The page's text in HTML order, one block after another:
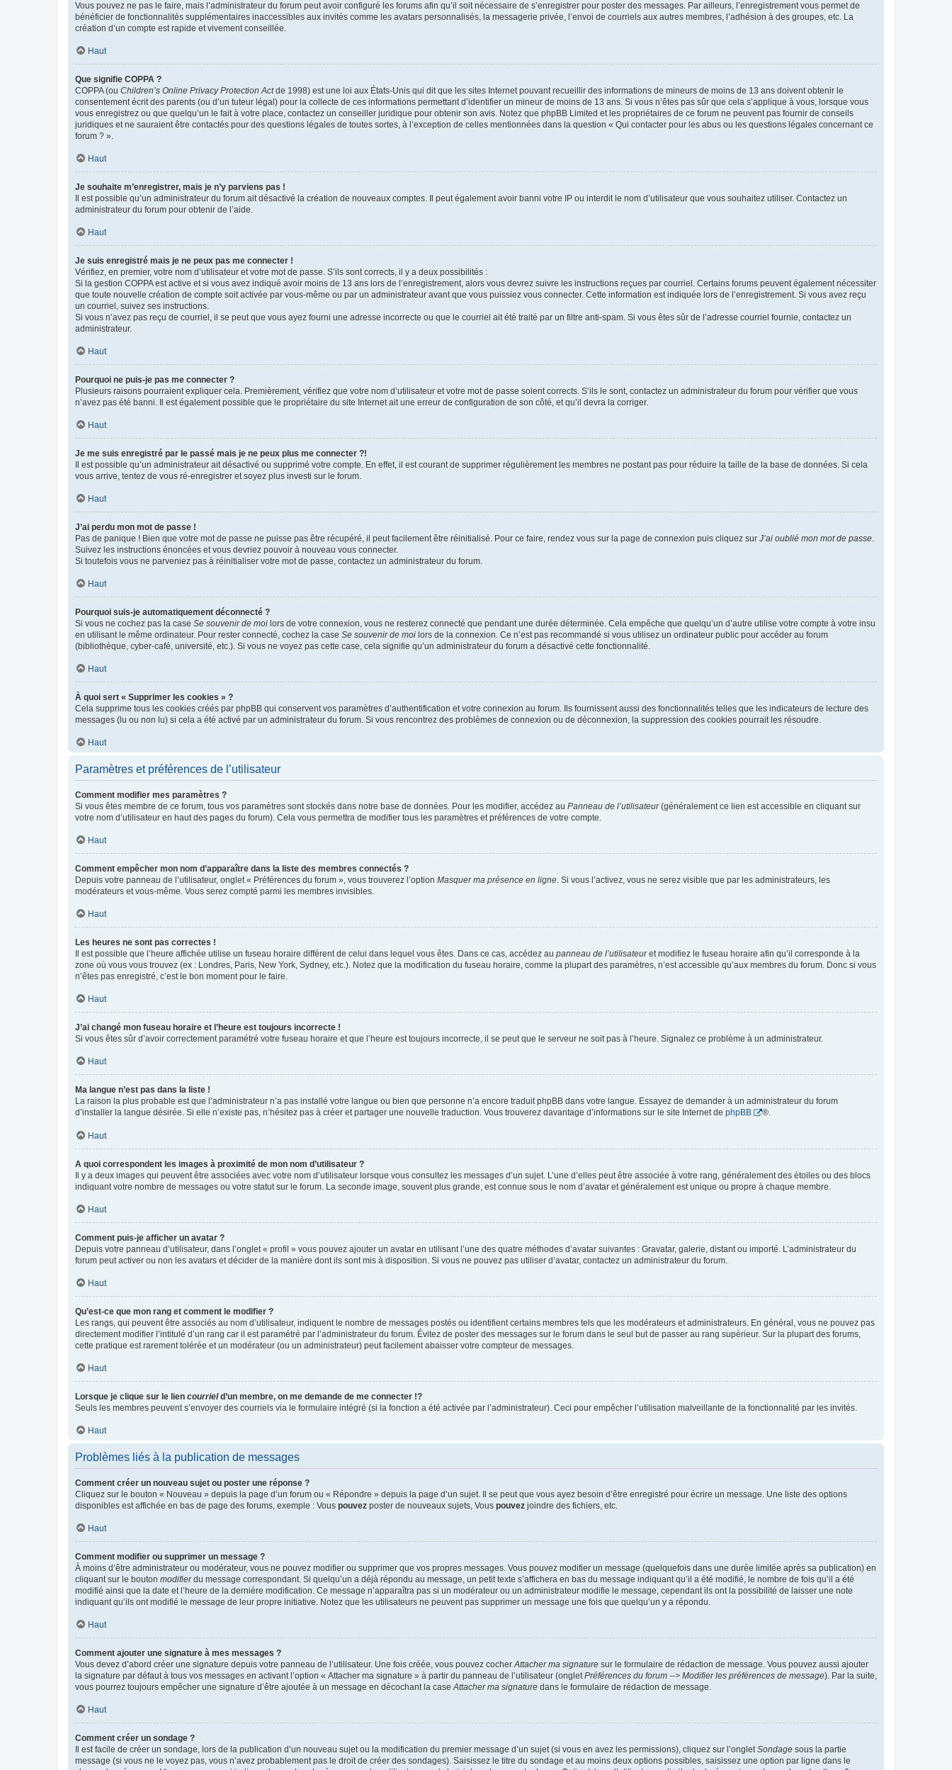
Vous pouvez ne pas le faire, mais l’administrateur du forum peut avoir configuré les forums afin qu’il soit nécessaire de s’enregistrer pour poster des messages. Par ailleurs, l’enregistrement vous permet de
bénéficier de fonctionnalités supplémentaires inaccessibles aux invités comme les avatars personnalisés, la messagerie privée, l’envoi de courriels aux autres membres, l’adhésion à des groupes, etc. La
création d’un compte est rapide et vivement conseillée.
Haut
Que signifie COPPA ?
COPPA (ou Children’s Online Privacy Protection Actde 1998) est une loi aux États-Unis qui dit que les sites Internet pouvant recueillir des informations de mineurs de moins de 13 ans doivent obtenir le
consentement écrit des parents (ou d’un tuteur légal) pour la collecte de ces informations permettant d’identifier un mineur de moins de 13 ans. Si vous n’êtes pas sûr que cela s’applique à vous, lorsque vous
vous enregistrez ou que quelqu’un le fait à votre place, contactez un conseiller juridique pour obtenir son avis. Notez que phpBB Limited et les propriétaires de ce forum ne peuvent pas fournir de conseils
juridiques et ne sauraient être contactés pour des questions légales de toutes sortes, à l’exception de celles mentionnées dans la question « Qui contacter pour les abus ou les questions légales concernant ce
forum ? ».
Haut
Je souhaite m’enregistrer, mais je n’y parviens pas !
Il est possible qu’un administrateur du forum ait désactivé la création de nouveaux comptes. Il peut également avoir banni votre IP ou interdit le nom d’utilisateur que vous souhaitez utiliser. Contactez un
administrateur du forum pour obtenir de l’aide.
Haut
Je suis enregistré mais je ne peux pas me connecter !
Vérifiez, en premier, votre nom d’utilisateur et votre mot de passe. S’ils sont corrects, il y a deux possibilités :
Si la gestion COPPA est active et si vous avez indiqué avoir moins de 13 ans lors de l’enregistrement, alors vous devrez suivre les instructions reçues par courriel. Certains forums peuvent également nécessiter
que toute nouvelle création de compte soit activée par vous-même ou par un administrateur avant que vous puissiez vous connecter. Cette information est indiquée lors de l’enregistrement. Si vous avez reçu
un courriel, suivez ses instructions.
Si vous n’avez pas reçu de courriel, il se peut que vous ayez fourni une adresse incorrecte ou que le courriel ait été traité par un filtre anti-spam. Si vous êtes sûr de l’adresse courriel fournie, contactez un
administrateur.
Haut
Pourquoi ne puis-je pas me connecter ?
Plusieurs raisons pourraient expliquer cela. Premièrement, vérifiez que votre nom d’utilisateur et votre mot de passe soient corrects. S’ils le sont, contactez un administrateur du forum pour vérifier que vous
n’avez pas été banni. Il est également possible que le propriétaire du site Internet ait une erreur de configuration de son côté, et qu’il devra la corriger.
Haut
Je me suis enregistré par le passé mais je ne peux plus me connecter ?!
Il est possible qu’un administrateur ait désactivé ou supprimé votre compte. En effet, il est courant de supprimer régulièrement les membres ne postant pas pour réduire la taille de la base de données. Si cela
vous arrive, tentez de vous ré-enregistrer et soyez plus investi sur le forum.
Haut
J’ai perdu mon mot de passe !
Pas de panique ! Bien que votre mot de passe ne puisse pas être récupéré, il peut facilement être réinitialisé. Pour ce faire, rendez vous sur la page de connexion puis cliquez sur J’ai oublié mon mot de passe.
Suivez les instructions énoncées et vous devriez pouvoir à nouveau vous connecter.
Si toutefois vous ne parveniez pas à réinitialiser votre mot de passe, contactez un administrateur du forum.
Haut
Pourquoi suis-je automatiquement déconnecté ?
Si vous ne cochez pas la case Se souvenir de moi lors de votre connexion, vous ne resterez connecté que pendant une durée déterminée. Cela empêche que quelqu’un d’autre utilise votre compte à votre insu
en utilisant le même ordinateur. Pour rester connecté, cochez la case Se souvenir de moi lors de la connexion. Ce n’est pas recommandé si vous utilisez un ordinateur public pour accéder au forum
(bibliothèque, cyber-café, université, etc.). Si vous ne voyez pas cette case, cela signifie qu’un administrateur du forum a désactivé cette fonctionnalité.
Haut
À quoi sert « Supprimer les cookies » ?
Cela supprime tous les cookies créés par phpBB qui conservent vos paramètres d’authentification et votre connexion au forum. Ils fournissent aussi des fonctionnalités telles que les indicateurs de lecture des
messages (lu ou non lu) si cela a été activé par un administrateur du forum. Si vous rencontrez des problèmes de connexion ou de déconnexion, la suppression des cookies pourrait les résoudre.
Haut
Paramètres et préférences de l’utilisateur
Comment modifier mes paramètres ?
Si vous êtes membre de ce forum, tous vos paramètres sont stockés dans notre base de données. Pour les modifier, accédez au Panneau de l’utilisateur(généralement ce lien est accessible en cliquant sur
votre nom d’utilisateur en haut des pages du forum). Cela vous permettra de modifier tous les paramètres et préférences de votre compte.
Haut
Comment empêcher mon nom d’apparaître dans la liste des membres connectés ?
Depuis votre panneau de l’utilisateur, onglet « Préférences du forum », vous trouverez l’option Masquer ma présence en ligne. Si vous l’activez, vous ne serez visible que par les administrateurs, les
modérateurs et vous-même. Vous serez compté parmi les membres invisibles.
Haut
Les heures ne sont pas correctes !
Il est possible que l’heure affichée utilise un fuseau horaire différent de celui dans lequel vous êtes. Dans ce cas, accédez au panneau de l’utilisateuret modifiez le fuseau horaire afin qu’il corresponde à la
zone où vous vous trouvez (ex : Londres, Paris, New York, Sydney, etc.). Notez que la modification du fuseau horaire, comme la plupart des paramètres, n’est accessible qu’aux membres du forum. Donc si vous
n’êtes pas enregistré, c’est le bon moment pour le faire.
Haut
J’ai changé mon fuseau horaire et l’heure est toujours incorrecte !
Si vous êtes sûr d’avoir correctement paramétré votre fuseau horaire et que l’heure est toujours incorrecte, il se peut que le serveur ne soit pas à l’heure. Signalez ce problème à un administrateur.
Haut
Ma langue n’est pas dans la liste !
La raison la plus probable est que l’administrateur n’a pas installé votre langue ou bien que personne n’a encore traduit phpBB dans votre langue. Essayez de demander à un administrateur du forum
d’installer la langue désirée. Si elle n’existe pas, n’hésitez pas à créer et partager une nouvelle traduction. Vous trouverez davantage d’informations sur le site Internet de phpBB ®.
Haut
A quoi correspondent les images à proximité de mon nom d’utilisateur ?
Il y a deux images qui peuvent être associées avec votre nom d’utilisateur lorsque vous consultez les messages d’un sujet. L’une d’elles peut être associée à votre rang, généralement des étoiles ou des blocs
indiquant votre nombre de messages ou votre statut sur le forum. La seconde image, souvent plus grande, est connue sous le nom d’avatar et généralement est unique ou propre à chaque membre.
Haut
Comment puis-je afficher un avatar ?
Depuis votre panneau d’utilisateur, dans l’onglet « profil » vous pouvez ajouter un avatar en utilisant l’une des quatre méthodes d’avatar suivantes : Gravatar, galerie, distant ou importé. L’administrateur du
forum peut activer ou non les avatars et décider de la manière dont ils sont mis à disposition. Si vous ne pouvez pas utiliser d’avatar, contactez un administrateur du forum.
Haut
Qu’est-ce que mon rang et comment le modifier ?
Les rangs, qui peuvent être associés au nom d’utilisateur, indiquent le nombre de messages postés ou identifient certains membres tels que les modérateurs et administrateurs. En général, vous ne pouvez pas
directement modifier l’intitulé d’un rang car il est paramétré par l’administrateur du forum. Évitez de poster des messages sur le forum dans le seul but de passer au rang supérieur. Sur la plupart des forums,
cette pratique est rarement tolérée et un modérateur (ou un administrateur) peut facilement abaisser votre compteur de messages.
Haut
Lorsque je clique sur le lien courrield’un membre, on me demande de me connecter !?
Seuls les membres peuvent s’envoyer des courriels via le formulaire intégré (si la fonction a été activée par l’administrateur). Ceci pour empêcher l’utilisation malveillante de la fonctionnalité par les invités.
Haut
Problèmes liés à la publication de messages
Comment créer un nouveau sujet ou poster une réponse ?
Cliquez sur le bouton « Nouveau » depuis la page d’un forum ou « Répondre » depuis la page d’un sujet. Il se peut que vous ayez besoin d’être enregistré pour écrire un message. Une liste des options
disponibles est affichée en bas de page des forums, exemple : Vous pouvez poster de nouveaux sujets, Vous pouvez joindre des fichiers, etc.
Haut
Comment modifier ou supprimer un message ?
À moins d’être administrateur ou modérateur, vous ne pouvez modifier ou supprimer que vos propres messages. Vous pouvez modifier un message (quelquefois dans une durée limitée après sa publication) en
cliquant sur le bouton modifierdu message correspondant. Si quelqu’un a déjà répondu au message, un petit texte s’affichera en bas du message indiquant qu’il a été modifié, le nombre de fois qu’il a été
modifié ainsi que la date et l’heure de la dernière modification. Ce message n’apparaîtra pas si un modérateur ou un administrateur modifie le message, cependant ils ont la possibilité de laisser une note
indiquant qu’ils ont modifié le message de leur propre initiative. Notez que les utilisateurs ne peuvent pas supprimer un message une fois que quelqu’un y a répondu.
Haut
Comment ajouter une signature à mes messages ?
Vous devez d’abord créer une signature depuis votre panneau de l’utilisateur. Une fois créée, vous pouvez cocherAttacher ma signature sur le formulaire de rédaction de message. Vous pouvez aussi ajouter
la signature par défaut à tous vos messages en activant l’option « Attacher ma signature » à partir du panneau de l’utilisateur (ongletPréférences du forum --> Modifier les préférences de message). Par la suite,
vous pourrez toujours empêcher une signature d’être ajoutée à un message en décochant la caseAttacher ma signature dans le formulaire de rédaction de message.
Haut
Comment créer un sondage ?
Il est facile de créer un sondage, lors de la publication d’un nouveau sujet ou la modification du premier message d’un sujet (si vous en avez les permissions), cliquez sur l’ongletSondage sous la partie
message (si vous ne le voyez pas, vous n’avez probablement pas le droit de créer des sondages). Saisissez le titre du sondage et au moins deux options possibles, saisissez une option par ligne dans le